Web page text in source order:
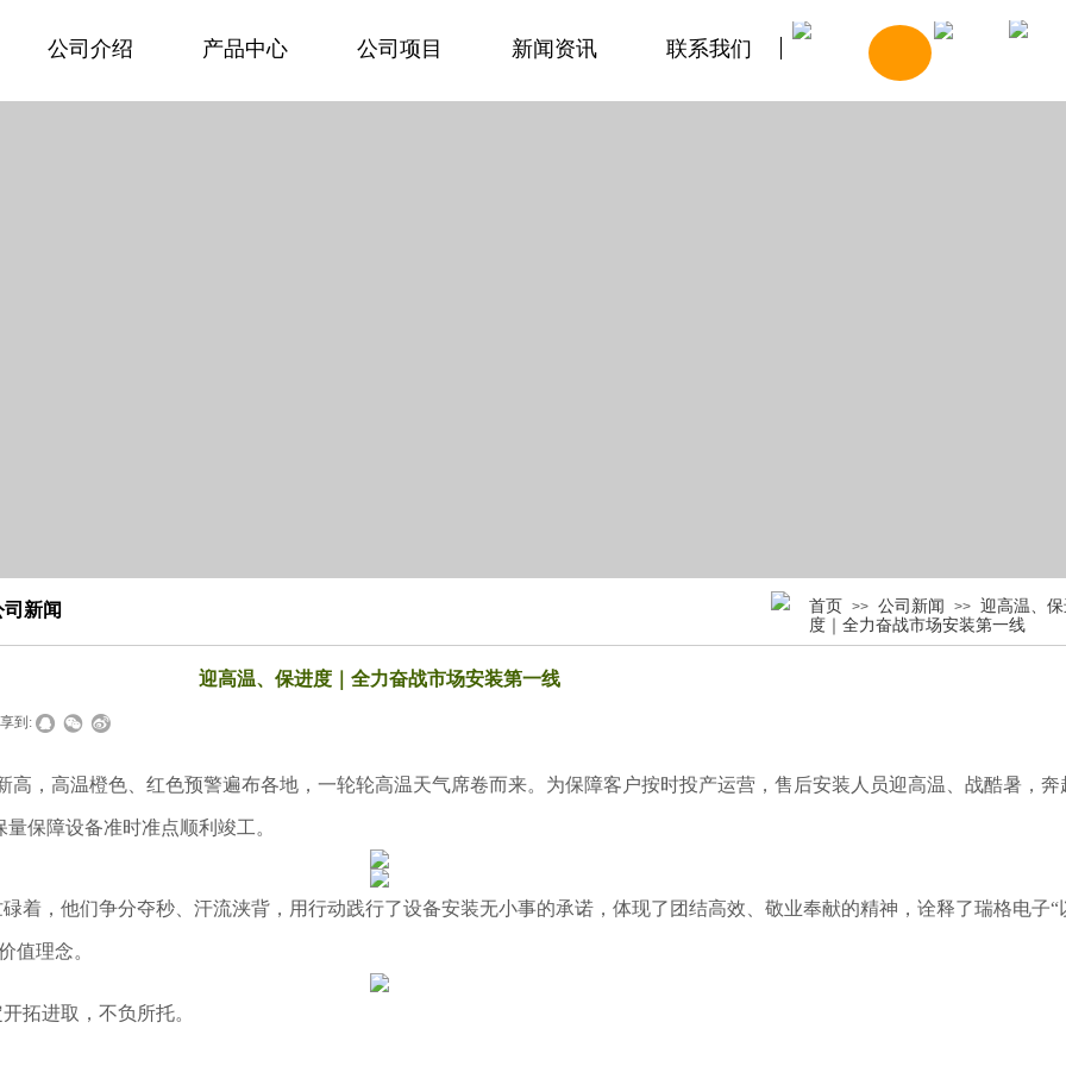
公司介绍 产品中心 公司项目 新闻资讯 联系我们
首页 >> 公司新闻 >> 迎高温、
度｜全力奋战市场安装第一线
司新闻
迎高温、保进度｜全力奋战市场安装第一线
到:
，高温橙色、红色预警遍布各地，一轮轮高温天气席卷而来。为保障客户按时投产运营，售后安装人员迎高温、战酷暑 ，
保障设备准时准点顺利竣工。
着， 他们争分夺秒、汗流浃背 ，用行动践行了设备安装无小事的承诺，体现了团结高效、敬业奉献的精神，诠释了瑞格电子“
值理念。
拓进取，不负所托。